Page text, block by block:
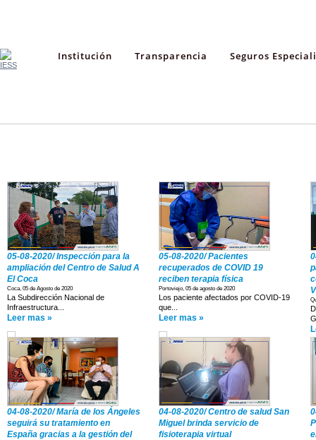
Institución Transparencia Seguros
05-08-2020/ Inspección para la
ampliación del Centro de Salud A
El Coca
Coca, 05 de Agosto de 2020
La Subdirección Nacional de
Infraestructura...
Leer mas »
05-08-2020/ Pacientes
recuperados de COVID 19
reciben terapia física
Portoviejo, 05 de agosto de 2020
Los paciente afectados por COVID-19
que...
Leer mas »
04-08-2020/ María de los Ángeles
seguirá su tratamiento en
España gracias a la gestión del
04-08-2020/ Centro de salud San
Miguel brinda servicio de
fisioterapia virtual